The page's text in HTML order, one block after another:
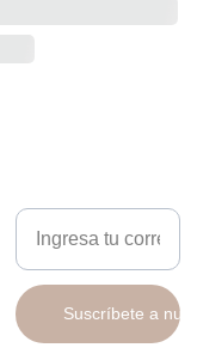
Suscríbete a